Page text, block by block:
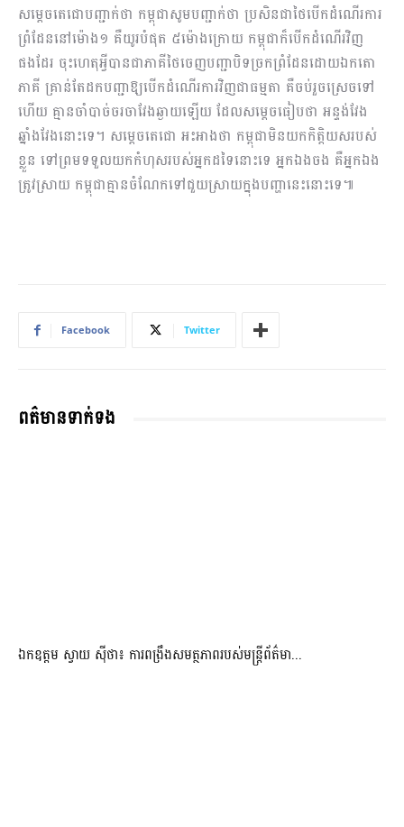
សម្តេចតេជោបញ្ជាក់ថា កម្ពុជាសូមបញ្ជាក់ថា ប្រសិនជាថៃបើកដំណើរការ
ព្រំដែននៅម៉ោង១ គឺយូរបំផុត ៥ម៉ោងក្រោយ កម្ពុជាក៏បើកដំណើរវិញ
ផងដែរ ចុះហេតុអ្វីបានជាភាគីថៃចេញបញ្ជាបិទច្រកព្រំដែនដោយឯកតោ
ភាគី គ្រាន់តែដកបញ្ជាឱ្យបើកដំណើរការវិញជាធម្មតា គឺចប់រួចស្រេចទៅ
ហើយ គ្មានចាំបាច់ចរចាវែងឆ្ងាយឡើយ ដែលសម្តេចធៀបថា អន្ទង់វែង
ឆ្នាំងវែងនោះទេ។ សម្តេចតេជោ អះអាងថា កម្ពុជាមិនយកកិត្តិយសរបស់
ខ្លួន ទៅព្រមទទួលយកកំហុសរបស់អ្នកដទៃនោះទេ អ្នកឯងចង គឺអ្នកឯង
ត្រូវស្រាយ កម្ពុជាគ្មានចំណែកទៅជួយស្រាយក្នុងបញ្ហានេះនោះទេ៕
Facebook Twitter
ពត៌មានទាក់ទង
ឯកឧត្តម ស្វាយ ស៊ីថា៖ ការពង្រឹងសមត្ថភាពរបស់មន្ត្រីព័ត៌មា...